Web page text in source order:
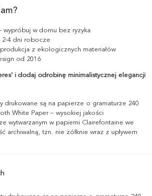
wypróbuj w domu bez ryzyka
2-4 dni robocze
z ekologicznych materiałów
od 2016
i dodaj odrobinę minimalistycznej elegancji
drukowane są na papierze o gramaturze 240
White Paper – wysokiej jakości
wytwarzanym w papierni Clairefontaine we
archiwalną, tzn. nie żółknie wraz z upływem